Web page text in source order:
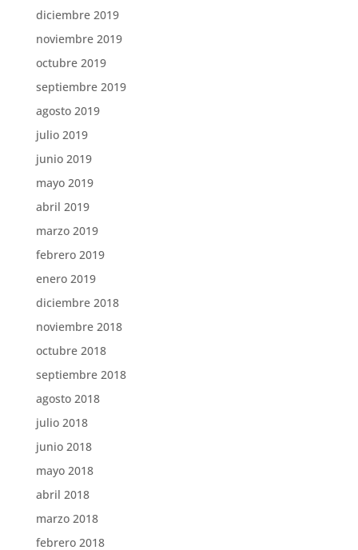
diciembre 2019
noviembre 2019
octubre 2019
septiembre 2019
agosto 2019
julio 2019
junio 2019
mayo 2019
abril 2019
marzo 2019
febrero 2019
enero 2019
diciembre 2018
noviembre 2018
octubre 2018
septiembre 2018
agosto 2018
julio 2018
junio 2018
mayo 2018
abril 2018
marzo 2018
febrero 2018